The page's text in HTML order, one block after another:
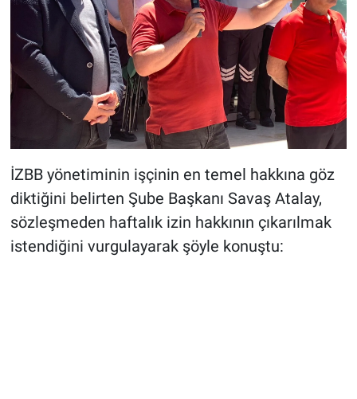
İZBB yönetiminin işçinin en temel hakkına göz
diktiğini belirten Şube Başkanı Savaş Atalay,
sözleşmeden haftalık izin hakkının çıkarılmak
istendiğini vurgulayarak şöyle konuştu: